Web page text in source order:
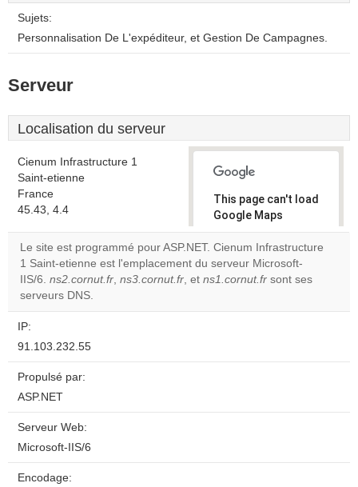
Sujets:
Personnalisation De L'expéditeur, et Gestion De Campagnes.
Serveur
Localisation du serveur
Cienum Infrastructure 1
Saint-etienne
France
45.43, 4.4
This page can't load
Google Maps
correctly.
Do you
own this
OK
Le site est programmé pour ASP.NET. Cienum Infrastructure
1 Saint-etienne est l'emplacement du serveur Microsoft-
IIS/6. ns2.cornut.fr, ns3.cornut.fr, et ns1.cornut.fr sont ses
serveurs DNS.
IP:
91.103.232.55
Propulsé par:
ASP.NET
Serveur Web:
Microsoft-IIS/6
Encodage: